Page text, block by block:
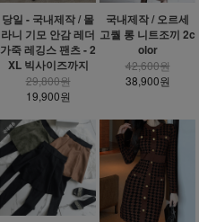
당일 - 국내제작 / 몰
라니 기모 안감 레더
가죽 레깅스 팬츠 - 2
XL 빅사이즈까지
29,800원
19,900원
국내제작 / 오르세
고퀄 롱 니트조끼 2c
olor
42,600원
38,900원